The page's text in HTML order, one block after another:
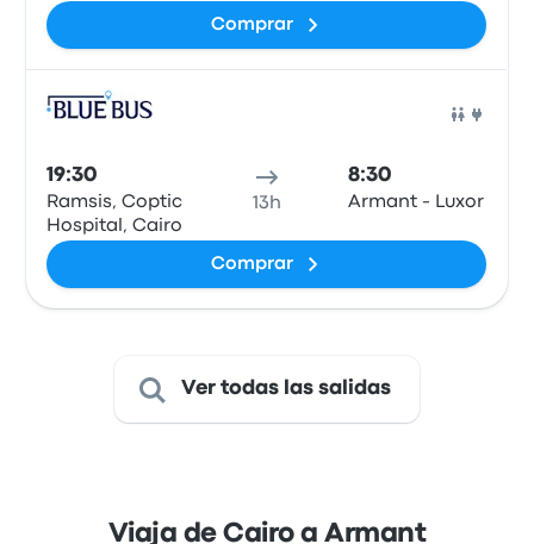
station, Qesm
Than Madinet
Comprar
19:30
Ramsis, Coptic
Hospital, Cairo
13h
8:30
Armant - Luxor
Comprar
Ver todas las salidas
Viaja de Cairo a Armant